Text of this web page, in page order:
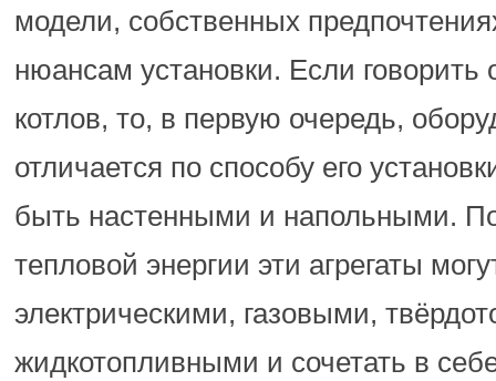
модели, собственных
нюансам установки. Если говорить
котлов, то, в первую очередь,
отличается по способу его
быть настенными и напольными.
тепловой энергии эти агрегаты
электрическими, газовыми,
жидкотопливными и сочетать в